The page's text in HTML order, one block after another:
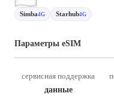
Simba4G Starhub4G
Параметры eSIM
сервисная поддержка
данные